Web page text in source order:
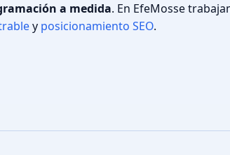
a medida. En EfeMosse
y posicionamiento SEO.